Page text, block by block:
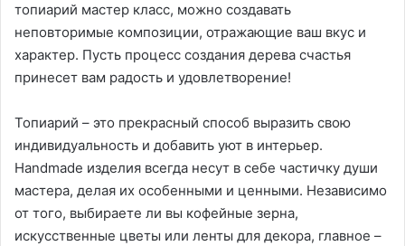
топиарий мастер класс, можно создавать
неповторимые композиции, отражающие ваш вкус и
характер. Пусть процесс создания дерева счастья
принесет вам радость и удовлетворение!
Топиарий – это прекрасный способ выразить свою
индивидуальность и добавить уют в интерьер.
Handmade изделия всегда несут в себе частичку души
мастера, делая их особенными и ценными. Независимо
от того, выбираете ли вы кофейные зерна,
искусственные цветы или ленты для декора, главное –